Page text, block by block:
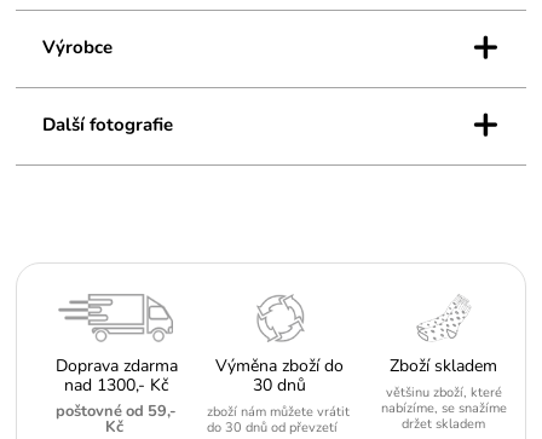
Výrobce +
Další fotografie +
Doprava zdarma
nad 1300,- Kč
poštovné od 59,-
Kč
Výměna zboží do
30 dnů
zboží nám můžete vrátit
do 30 dnů od převzetí
Zboží skladem
většinu zboží, které
nabízíme, se snažíme
držet skladem